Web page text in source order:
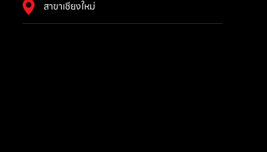
สาขาเชียงใหม่